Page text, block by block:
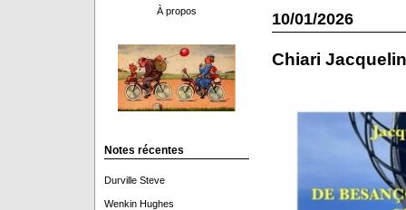
À propos
Notes récentes
Durville Steve
Wenkin Hughes
10/01/2026
Chiari